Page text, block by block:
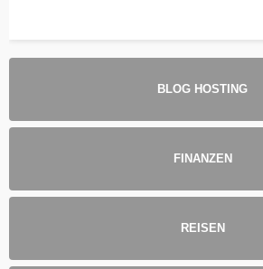
BLOG HOSTING
FINANZEN
REISEN